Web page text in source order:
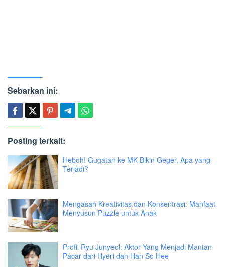
Sebarkan ini:
Posting terkait:
Heboh! Gugatan ke MK Bikin Geger, Apa yang
Terjadi?
Mengasah Kreativitas dan Konsentrasi: Manfaat
Menyusun Puzzle untuk Anak
Profil Ryu Junyeol: Aktor Yang Menjadi Mantan
Pacar dari Hyeri dan Han So Hee